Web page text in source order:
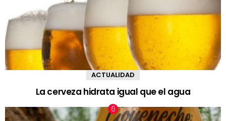
ACTUALIDAD
La cerveza hidrata igual que el agua